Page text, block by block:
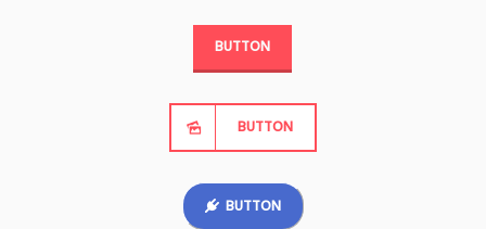
BUTTON
BUTTON
BUTTON